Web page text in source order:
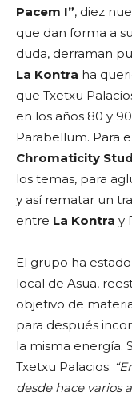
Pacem I”, diez
que dan forma a
duda, derraman
La Kontra ha
que Txetxu
en los años 80 y
Parabellum. Para
Chromaticity
los temas, para
y así rematar un
entre La Kontra y
El grupo ha
local de Asua,
objetivo de
para después
la misma energía.
Txetxu Palacios:
desde hace varios